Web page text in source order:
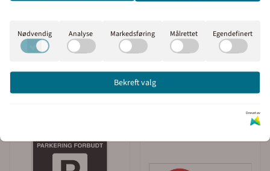
Nødvendig Analyse Markedsføring Målrettet Egendefinert
Bekreft valg
Drevet av